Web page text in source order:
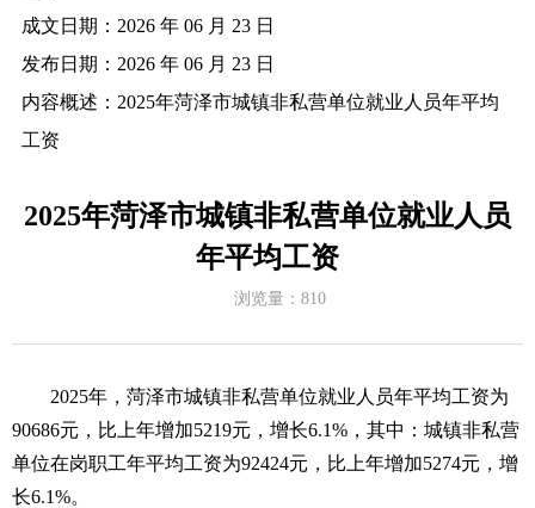
成文日期： 2026 年 06 月 23 日
发布日期： 2026 年 06 月 23 日
内容概述： 2025年菏泽市城镇非私营单位就业人员年平均
工资
2025年菏泽市城镇非私营单位就业人员
年平均工资
浏览量： 810
2025年，菏泽市城镇非私营单位就业人员年平均工资为
90686元，比上年增加5219元，增长6.1%，其中：城镇非私营
单位在岗职工年平均工资为92424元，比上年增加5274元，增
长6.1%。